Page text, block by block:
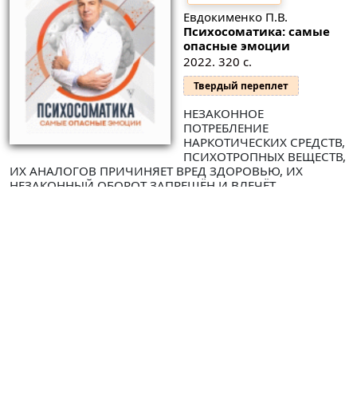
Евдокименко П.В.
Психосоматика: самые
опасные эмоции
2022. 320 с.
Твердый переплет
НЕЗАКОННОЕ
ПОТРЕБЛЕНИЕ
НАРКОТИЧЕСКИХ СРЕДСТВ,
ПСИХОТРОПНЫХ ВЕЩЕСТВ,
ИХ АНАЛОГОВ ПРИЧИНЯЕТ ВРЕД ЗДОРОВЬЮ, ИХ
НЕЗАКОННЫЙ ОБОРОТ ЗАПРЕЩЁН И ВЛЕЧЁТ